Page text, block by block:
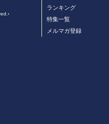
ランキング
特集一覧
メルマガ登録